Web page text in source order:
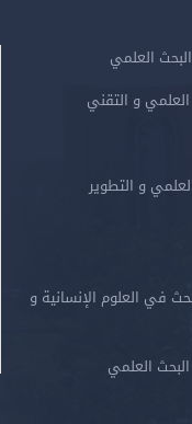
العلمي
و التقني
و التطوير
في العلوم الإنسانية و
العلمي